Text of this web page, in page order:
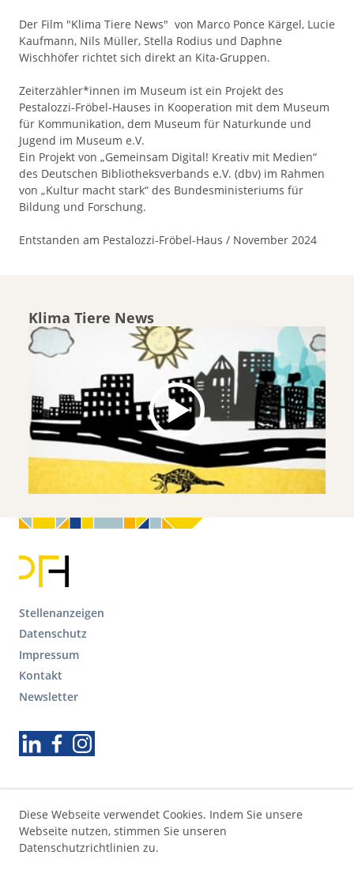
Diese Webseite verwendet Cookies. Indem Sie unsere
Webseite nutzen, stimmen Sie unseren
Datenschutzrichtlinien zu.
Der Film "Klima Tiere News" von Marco Ponce Kärgel, Lucie
Kaufmann, Nils Müller, Stella Rodius und Daphne
Wischhöfer richtet sich direkt an Kita-Gruppen.
Zeiterzähler*innen im Museum ist ein Projekt des
Pestalozzi-Fröbel-Hauses in Kooperation mit dem Museum
für Kommunikation, dem Museum für Naturkunde und
Jugend im Museum e.V.
Ein Projekt von „Gemeinsam Digital! Kreativ mit Medien“
des Deutschen Bibliotheksverbands e.V. (dbv) im Rahmen
von „Kultur macht stark“ des Bundesministeriums für
Bildung und Forschung.
Entstanden am Pestalozzi-Fröbel-Haus / November 2024
Klima Tiere News
F
o
o
t
e
r
e
k
ä
r
e
Stellenanzeigen
Datenschutz
Impressum
Kontakt
Newsletter
Folgen Sie uns